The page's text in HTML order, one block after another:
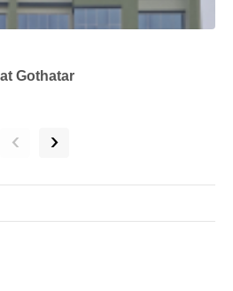
Gothatar
‹ ›